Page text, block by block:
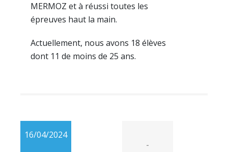
MERMOZ et à réussi toutes les
épreuves haut la main.
Actuellement, nous avons 18 élèves
dont 11 de moins de 25 ans.
16/04/2024
-